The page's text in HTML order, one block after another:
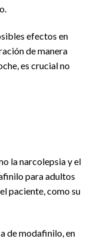
efectos en
de manera
es crucial no
la narcolepsia y el
para adultos
paciente, como su
de modafinilo, en